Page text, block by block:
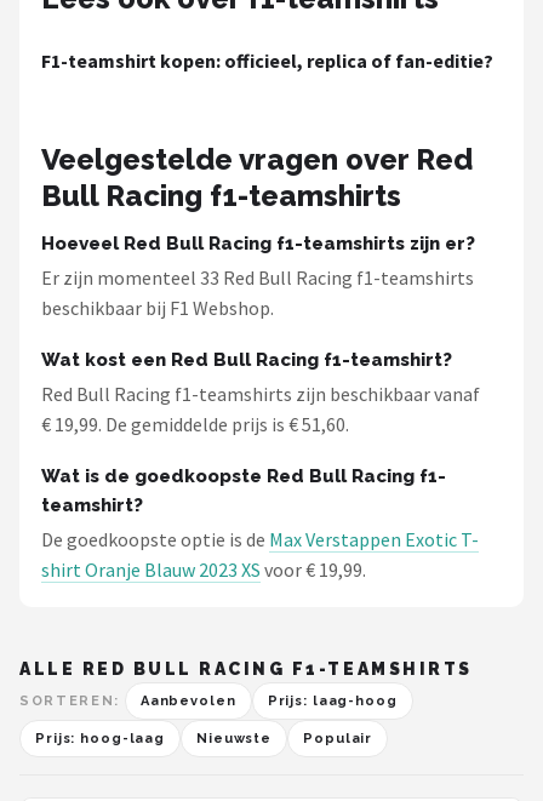
F1-teamshirt kopen: officieel, replica of fan-editie?
Veelgestelde vragen over Red
Bull Racing f1-teamshirts
Hoeveel Red Bull Racing f1-teamshirts zijn er?
Er zijn momenteel 33 Red Bull Racing f1-teamshirts
beschikbaar bij F1 Webshop.
Wat kost een Red Bull Racing f1-teamshirt?
Red Bull Racing f1-teamshirts zijn beschikbaar vanaf
€ 19,99. De gemiddelde prijs is € 51,60.
Wat is de goedkoopste Red Bull Racing f1-
teamshirt?
De goedkoopste optie is de Max Verstappen Exotic T-
shirt Oranje Blauw 2023 XS voor € 19,99.
ALLE RED BULL RACING F1-TEAMSHIRTS
SORTEREN: Aanbevolen Prijs: laag-hoog
Prijs: hoog-laag Nieuwste Populair